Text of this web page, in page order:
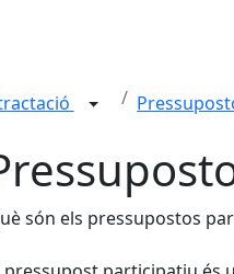
són els pressupostos